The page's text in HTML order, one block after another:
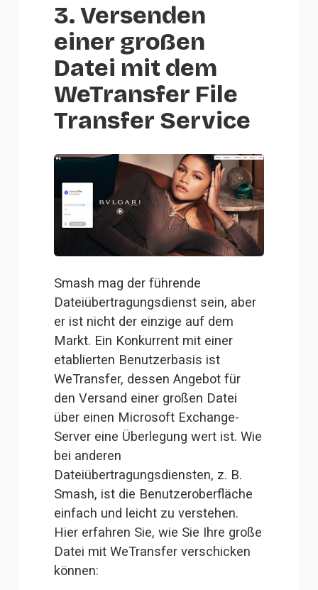
3. Versenden
einer großen
Datei mit dem
WeTransfer File
Transfer Service
Smash mag der führende
Dateiübertragungsdienst sein, aber
er ist nicht der einzige auf dem
Markt. Ein Konkurrent mit einer
WeTransfer, dessen Angebot für
den Versand einer großen Datei
über einen Microsoft Exchange-
Server eine Überlegung wert ist. Wie
bei anderen
Dateiübertragungsdiensten, z. B.
Smash, ist die Benutzeroberfläche
einfach und leicht zu verstehen.
Hier erfahren Sie, wie Sie Ihre große
Datei mit WeTransfer verschicken
können: